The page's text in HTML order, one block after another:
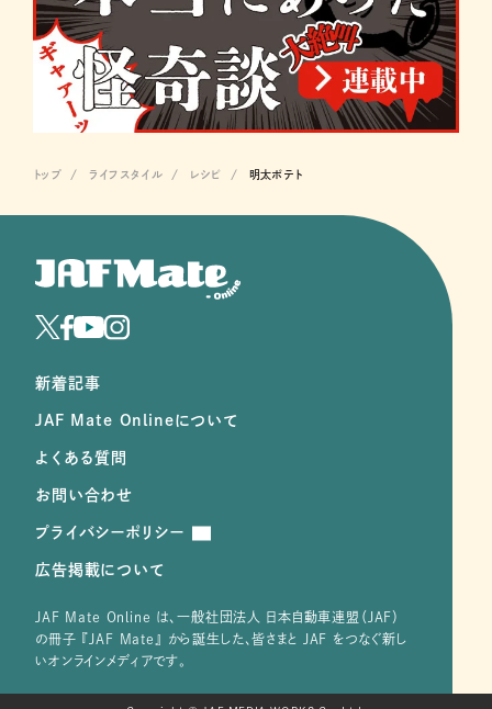
トップ ライフスタイル レシピ 明太ポテト
新着記事
JAF Mate Onlineについて
よくある質問
お問い合わせ
プライバシーポリシー
広告掲載について
JAF Mate Online は、⼀般社団法⼈ ⽇本⾃動⾞連盟（JAF）
の冊子 『JAF Mate』 から誕⽣した、皆さまと JAF をつなぐ新し
いオンラインメディアです。